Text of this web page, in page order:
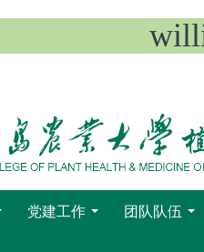
党建工作 团队队伍